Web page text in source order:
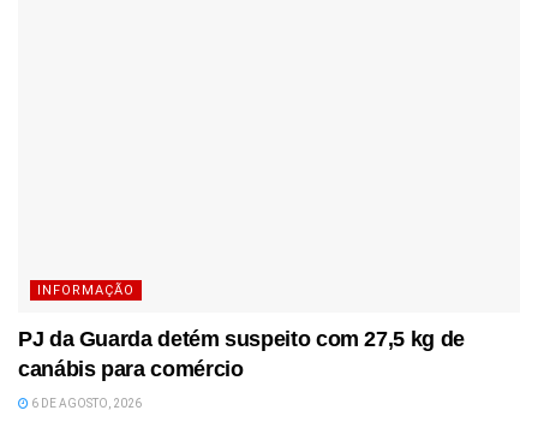
INFORMAÇÃO
PJ da Guarda detém suspeito com 27,5 kg de
canábis para comércio
6 DE AGOSTO, 2026